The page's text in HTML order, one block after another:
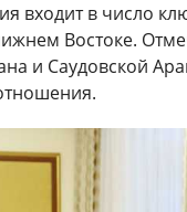
входит в число
Востоке.
и Саудовской